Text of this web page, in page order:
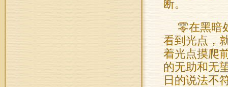
断。
零在黑暗
看到光点，
着光点摸爬
的无助和无
日的说法不